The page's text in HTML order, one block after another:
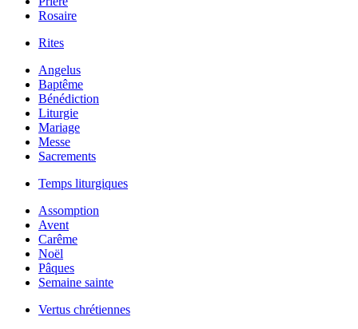
Rosaire
Rites
Angelus
Baptême
Bénédiction
Liturgie
Mariage
Messe
Sacrements
Temps liturgiques
Assomption
Avent
Carême
Noël
Pâques
Semaine sainte
Vertus chrétiennes